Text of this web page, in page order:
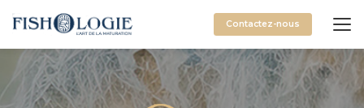
au
principal
Contactez-nous